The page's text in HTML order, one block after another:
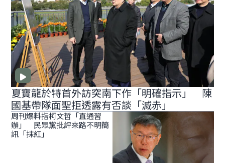
夏寶龍於特首外訪突南下作「明確指示」 陳
國基帶隊面聖拒透露有否談「滅赤」
周刊爆料指柯文哲「直通習
辦」 民眾黨批評來路不明簡
訊「抹紅」